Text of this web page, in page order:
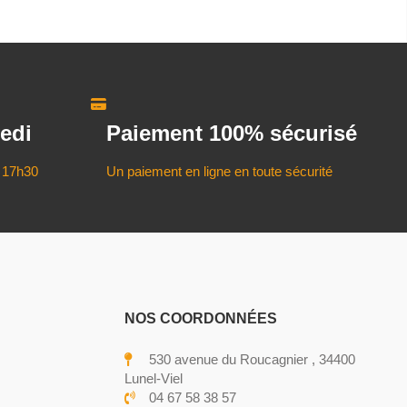
Paiement 100% sécurisé
Un paiement en ligne en toute sécurité
NOS COORDONNÉES
530 avenue du Roucagnier , 34400
Lunel-Viel
04 67 58 38 57